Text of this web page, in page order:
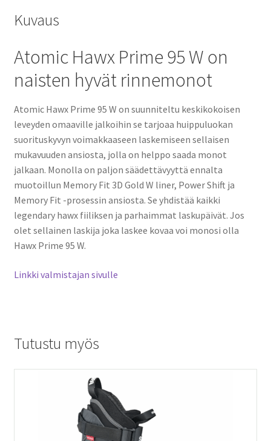
Kuvaus
Atomic Hawx Prime 95 W on
naisten hyvät rinnemonot
Atomic Hawx Prime 95 W on suunniteltu keskikokoisen
leveyden omaaville jalkoihin se tarjoaa huippuluokan
suorituskyvyn voimakkaaseen laskemiseen sellaisen
mukavuuden ansiosta, jolla on helppo saada monot
jalkaan. Monolla on paljon säädettävyyttä ennalta
muotoillun Memory Fit 3D Gold W liner, Power Shift ja
Memory Fit -prosessin ansiosta. Se yhdistää kaikki
legendary hawx fiiliksen ja parhaimmat laskupäivät. Jos
olet sellainen laskija joka laskee kovaa voi monosi olla
Hawx Prime 95 W.
Linkki valmistajan sivulle
Tutustu myös